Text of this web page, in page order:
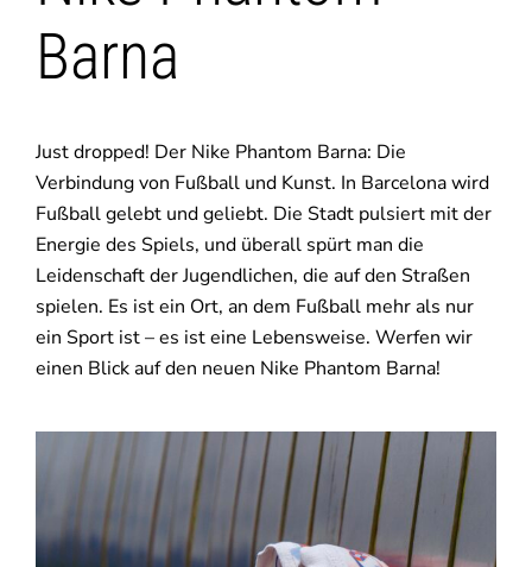
Barna
Just dropped! Der Nike Phantom Barna: Die
Verbindung von Fußball und Kunst. In Barcelona wird
Fußball gelebt und geliebt. Die Stadt pulsiert mit der
Energie des Spiels, und überall spürt man die
Leidenschaft der Jugendlichen, die auf den Straßen
spielen. Es ist ein Ort, an dem Fußball mehr als nur
ein Sport ist – es ist eine Lebensweise. Werfen wir
einen Blick auf den neuen Nike Phantom Barna!